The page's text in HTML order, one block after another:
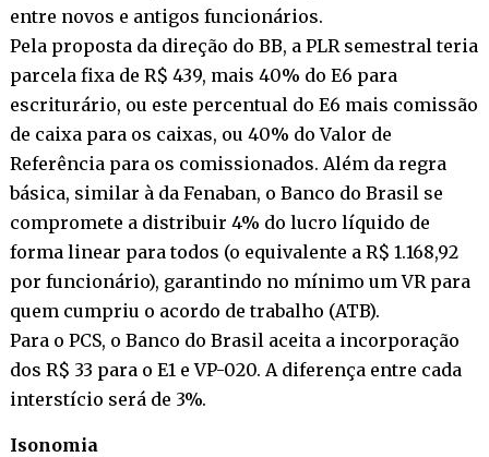
entre novos e antigos funcionários.
Pela proposta da direção do BB, a PLR semestral teria
parcela fixa de R$ 439, mais 40% do E6 para
escriturário, ou este percentual do E6 mais comissão
de caixa para os caixas, ou 40% do Valor de
Referência para os comissionados. Além da regra
básica, similar à da Fenaban, o Banco do Brasil se
compromete a distribuir 4% do lucro líquido de
forma linear para todos (o equivalente a R$ 1.168,92
por funcionário), garantindo no mínimo um VR para
quem cumpriu o acordo de trabalho (ATB).
Para o PCS, o Banco do Brasil aceita a incorporação
dos R$ 33 para o E1 e VP-020. A diferença entre cada
interstício será de 3%.
Isonomia